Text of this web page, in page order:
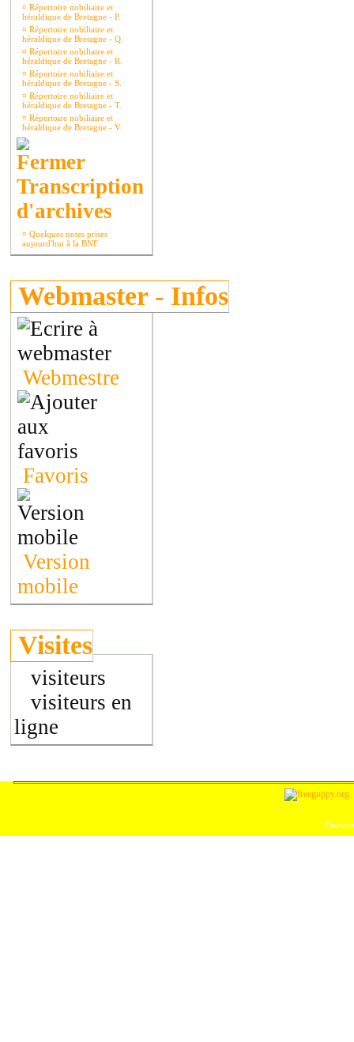
¤ Répertoire nobiliaire et
héraldique de Bretagne - P.
¤ Répertoire nobiliaire et
héraldique de Bretagne - Q.
¤ Répertoire nobiliaire et
héraldique de Bretagne - R.
¤ Répertoire nobiliaire et
héraldique de Bretagne - S.
¤ Répertoire nobiliaire et
héraldique de Bretagne - T.
¤ Répertoire nobiliaire et
héraldique de Bretagne - V.
Transcription
d'archives
¤ Quelques notes prises
aujourd'hui à la BNF
Webmaster - Infos
Webmestre
Favoris
Version
mobile
Visites
visiteurs
visiteurs en
ligne